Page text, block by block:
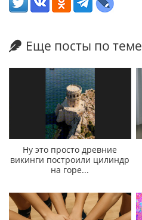
Еще посты по теме
Ну это просто древние
викинги построили цилиндр
на горе...